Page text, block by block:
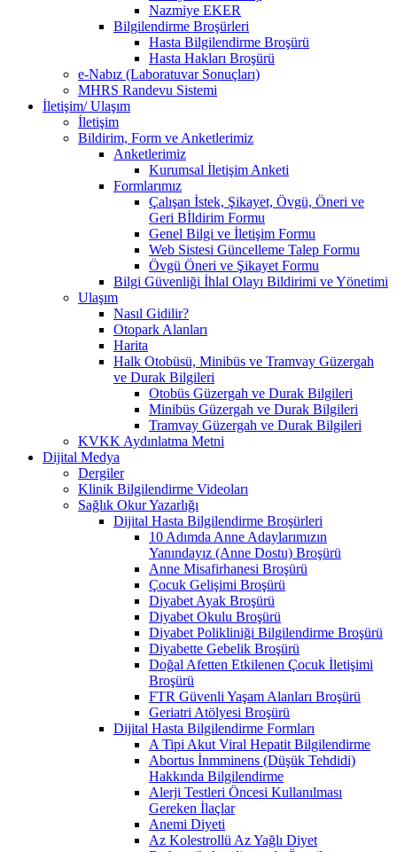
Nazmiye EKER
Bilgilendirme Broşürleri
Hasta Bilgilendirme Broşürü
Hasta Hakları Broşürü
e-Nabız (Laboratuvar Sonuçları)
MHRS Randevu Sistemi
İletişim/ Ulaşım
İletişim
Bildirim, Form ve Anketlerimiz
Anketlerimiz
Kurumsal İletişim Anketi
Formlarımız
Çalışan İstek, Şikayet, Övgü, Öneri ve
Geri Bİldirim Formu
Genel Bilgi ve İletişim Formu
Web Sistesi Güncelleme Talep Formu
Övgü Öneri ve Şikayet Formu
Bilgi Güvenliği İhlal Olayı Bildirimi ve Yönetimi
Ulaşım
Nasıl Gidilir?
Otopark Alanları
Harita
Halk Otobüsü, Minibüs ve Tramvay Güzergah
ve Durak Bilgileri
Otobüs Güzergah ve Durak Bilgileri
Minibüs Güzergah ve Durak Bilgileri
Tramvay Güzergah ve Durak Bilgileri
KVKK Aydınlatma Metni
Dijital Medya
Dergiler
Klinik Bilgilendirme Videoları
Sağlık Okur Yazarlığı
Dijital Hasta Bilgilendirme Broşürleri
10 Adımda Anne Adaylarımızın
Yanındayız (Anne Dostu) Broşürü
Anne Misafirhanesi Broşürü
Çocuk Gelişimi Broşürü
Diyabet Ayak Broşürü
Diyabet Okulu Broşürü
Diyabet Polikliniği Bilgilendirme Broşürü
Diyabette Gebelik Broşürü
Doğal Afetten Etkilenen Çocuk İletişimi
Broşürü
FTR Güvenli Yaşam Alanları Broşürü
Geriatri Atölyesi Broşürü
Dijital Hasta Bilgilendirme Formları
A Tipi Akut Viral Hepatit Bilgilendirme
Abortus İnmminens (Düşük Tehdidi)
Hakkında Bilgilendirme
Alerji Testleri Öncesi Kullanılması
Gereken İlaçlar
Anemi Diyeti
Az Kolestrollü Az Yağlı Diyet